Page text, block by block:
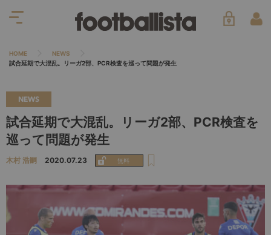
HOME
NEWS
試合延期で大混乱。リーガ2部、PCR検査を巡って問題が発生
NEWS
試合延期で大混乱。リーガ2部、PCR検査を
巡って問題が発生
木村 浩嗣 2020.07.23